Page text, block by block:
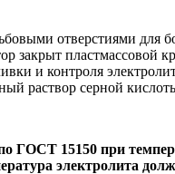
отверстиями для
закрыт пластмассовой
и контроля
раствор серной
ГОСТ 15150 при
электролита